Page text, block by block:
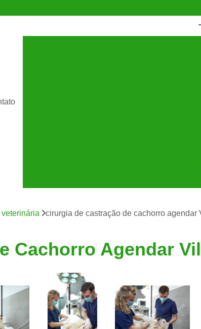
Clínica Veterinária Especializada em Cães
Clínica Veterinária Santo André
Consulta de
Consulta Médica
Consulta Médica Veterinária para
cirurgia de castração de cachorro agendar
Cachorro Agendar